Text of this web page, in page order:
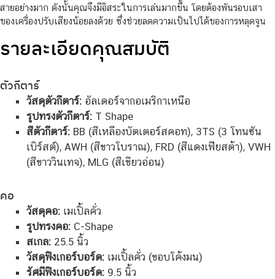
สายอย่างมาก ดังนั้นคุณจึงมีอิสระในการเล่นมากขึ้น โดยต้องพันรอบเสา
ของเครื่องปรับเสียงน้อยลงด้วย ซึ่งช่วยลดความเป็นไปได้ของการหลุดจูน
รายละเอียดคุณสมบัติ
ตัวกีตาร์
วัสดุตัวกีตาร์:อัลเดอร์จากอเมริกาเหนือ
รูปทรงตัวกีตาร์:T Shape
สีตัวกีตาร์:BB (สีเหลืองบัตเตอร์สคอท), 3TS (3 โทนซัน
เบิร์สต์), AWH (สีขาวโบราณ), FRD (สีแดงเฟียสต้า), VWH
(สีขาววินเทจ), MLG (สีเขียวอ่อน)
คอ
วัสดุคอ:เมเปิ้ลคั่ว
รูปทรงคอ:C-Shape
สเกล:25.5 นิ้ว
วัสดุฟิงเกอร์บอร์ด:เมเปิ้ลคั่ว (ขอบโค้งมน)
รัศมีฟิงเกอร์บอร์ด:9.5 นิ้ว